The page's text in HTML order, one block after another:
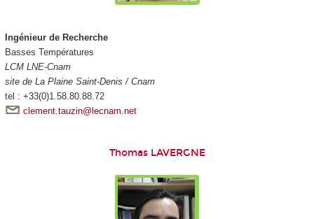
Ingénieur de Recherche
Basses Températures
LCM LNE-Cnam
site de La Plaine Saint-Denis / Cnam
tel : +33(0)1.58.80.88.72
clement.tauzin@lecnam.net
Thomas LAVERGNE